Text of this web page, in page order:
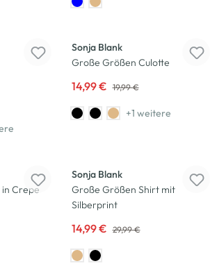
Sonja Blank
Große Größen Culotte
14,99 € 19,99 €
+1 weitere
Crepe
Sonja Blank
Große Größen Shirt mit
Silberprint
14,99 € 29,99 €